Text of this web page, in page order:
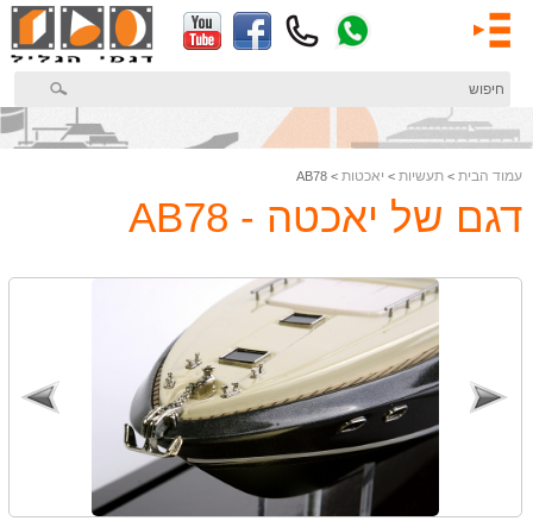
דלג
לתוכן
עמוד הבית> תעשיות> יאכטות> AB78
דגם של יאכטה - AB78